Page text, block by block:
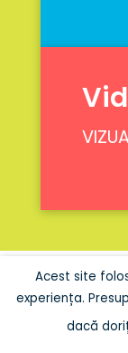
Acest site
experiența.
dacă